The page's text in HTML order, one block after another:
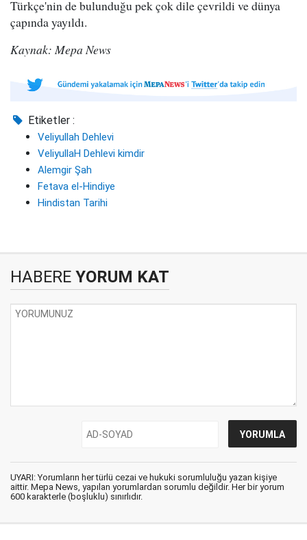
Türkçe'nin de bulunduğu pek çok dile çevrildi ve dünya
çapında yayıldı.
Kaynak: Mepa News
Etiketler :
Veliyullah Dehlevi
VeliyullaH Dehlevi kimdir
Alemgir Şah
Fetava el-Hindiye
Hindistan Tarihi
HABERE YORUM KAT
UYARI: Yorumların her türlü cezai ve hukuki sorumluluğu yazan kişiye
aittir. Mepa News, yapılan yorumlardan sorumlu değildir. Her bir yorum
600 karakterle (boşluklu) sınırlıdır.